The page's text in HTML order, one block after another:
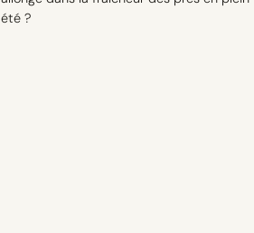
été ?